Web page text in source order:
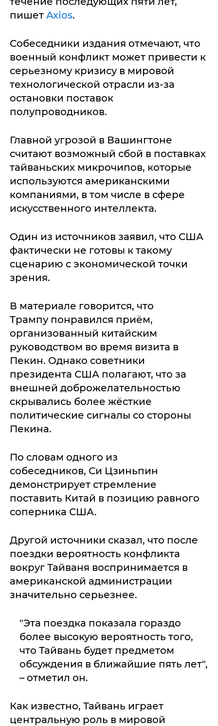
пишет Axios.
Собеседники издания отмечают, что
военный конфликт может привести к
серьезному кризису в мировой
технологической отрасли из-за
остановки поставок
полупроводников.
Главной угрозой в Вашингтоне
считают возможный сбой в поставках
тайваньских микрочипов, которые
используются американскими
компаниями, в том числе в сфере
искусственного интеллекта.
Один из источников заявил, что США
фактически не готовы к такому
сценарию с экономической точки
зрения.
В материале говорится, что
Трампу понравился приём,
организованный китайским
руководством во время визита в
Пекин. Однако советники
президента США полагают, что за
внешней доброжелательностью
скрывались более жёсткие
политические сигналы со стороны
Пекина.
По словам одного из
собеседников, Си Цзиньпин
демонстрирует стремление
поставить Китай в позицию равного
соперника США.
Другой источники сказал, что после
поездки вероятность конфликта
вокруг Тайваня воспринимается в
американской администрации
значительно серьезнее.
"Эта поездка показала гораздо
более высокую вероятность того,
что Тайвань будет предметом
обсуждения в ближайшие пять лет",
– отметил он.
Как известно, Тайвань играет
центральную роль в мировой